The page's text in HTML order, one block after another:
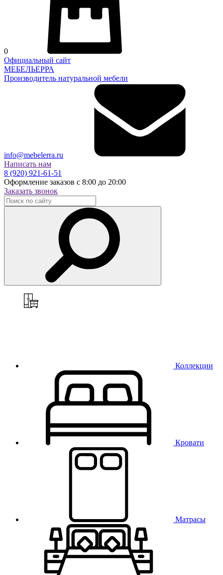
0
Официальный сайт
МЕБЕЛЬЕРРА
Производитель натуральной мебели
info@mebelerra.ru
Написать нам
8 (920) 921-61-51
Оформление заказов с 8:00 до 20:00
Заказать звонок
Коллекции
Кровати
Матрасы